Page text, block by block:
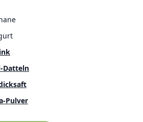
Datteln
Pulver